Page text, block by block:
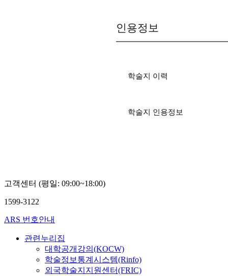
인용정보
학술지 이력
학술지 인용정보
고객센터 (평일: 09:00~18:00)
1599-3122
ARS 번호안내
관련누리집
대학공개강의(KOCW)
학술정보통계시스템(Rinfo)
외국학술지지원센터(FRIC)